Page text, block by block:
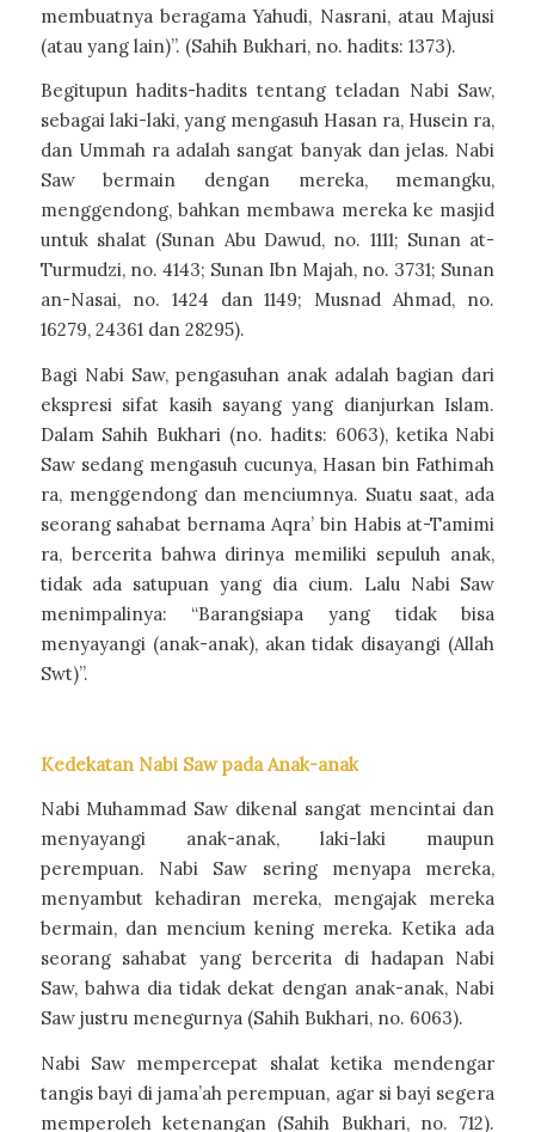
membuatnya beragama Yahudi, Nasrani, atau Majusi
(atau yang lain)”. (Sahih Bukhari, no. hadits: 1373).
Begitupun hadits-hadits tentang teladan Nabi Saw,
sebagai laki-laki, yang mengasuh Hasan ra, Husein ra,
dan Ummah ra adalah sangat banyak dan jelas. Nabi
Saw bermain dengan mereka, memangku,
menggendong, bahkan membawa mereka ke masjid
untuk shalat (Sunan Abu Dawud, no. 1111; Sunan at-
Turmudzi, no. 4143; Sunan Ibn Majah, no. 3731; Sunan
an-Nasai, no. 1424 dan 1149; Musnad Ahmad, no.
16279, 24361 dan 28295).
Bagi Nabi Saw, pengasuhan anak adalah bagian dari
ekspresi sifat kasih sayang yang dianjurkan Islam.
Dalam Sahih Bukhari (no. hadits: 6063), ketika Nabi
Saw sedang mengasuh cucunya, Hasan bin Fathimah
ra, menggendong dan menciumnya. Suatu saat, ada
seorang sahabat bernama Aqra’ bin Habis at-Tamimi
ra, bercerita bahwa dirinya memiliki sepuluh anak,
tidak ada satupuan yang dia cium. Lalu Nabi Saw
menimpalinya: “Barangsiapa yang tidak bisa
menyayangi (anak-anak), akan tidak disayangi (Allah
Swt)”.
Kedekatan Nabi Saw pada Anak-anak
Nabi Muhammad Saw dikenal sangat mencintai dan
menyayangi anak-anak, laki-laki maupun
perempuan. Nabi Saw sering menyapa mereka,
menyambut kehadiran mereka, mengajak mereka
bermain, dan mencium kening mereka. Ketika ada
seorang sahabat yang bercerita di hadapan Nabi
Saw, bahwa dia tidak dekat dengan anak-anak, Nabi
Saw justru menegurnya (Sahih Bukhari, no. 6063).
Nabi Saw mempercepat shalat ketika mendengar
tangis bayi di jama’ah perempuan, agar si bayi segera
memperoleh ketenangan (Sahih Bukhari, no. 712).